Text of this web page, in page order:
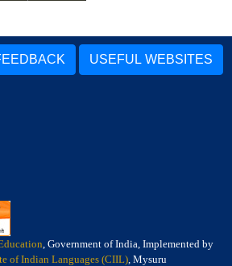
USEFUL WEBSITES
, Government of India, Implemented by
of Indian Languages (CIIL), Mysuru